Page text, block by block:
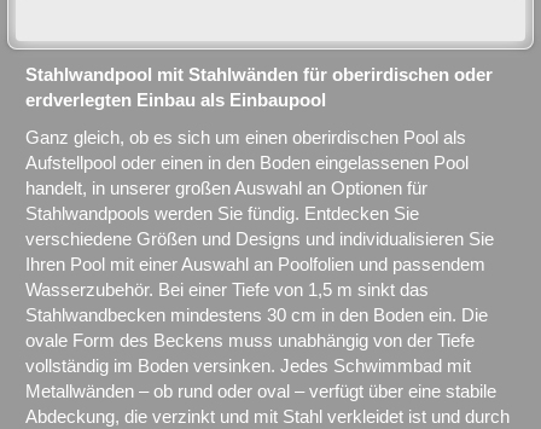
Stahlwandpool mit Stahlwänden für oberirdischen oder
erdverlegten Einbau als Einbaupool
Ganz gleich, ob es sich um einen oberirdischen Pool als
Aufstellpool oder einen in den Boden eingelassenen Pool
handelt, in unserer großen Auswahl an Optionen für
Stahlwandpools werden Sie fündig. Entdecken Sie
verschiedene Größen und Designs und individualisieren Sie
Ihren Pool mit einer Auswahl an Poolfolien und passendem
Wasserzubehör. Bei einer Tiefe von 1,5 m sinkt das
Stahlwandbecken mindestens 30 cm in den Boden ein. Die
ovale Form des Beckens muss unabhängig von der Tiefe
vollständig im Boden versinken. Jedes Schwimmbad mit
Metallwänden – ob rund oder oval – verfügt über eine stabile
Abdeckung, die verzinkt und mit Stahl verkleidet ist und durch